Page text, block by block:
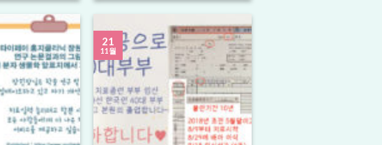
나 보도! | 宏孕診所試管
嬰兒、受贈卵子、受贈
精子、体外受精、卵子
提供、精子提供、체외
수정、난자 공여 、정자
공여、In vitro
fertilization ,
、정자 공여、In vitro
recipient , Sperm recipient、试
管婴儿、借卵(供卵) 、借精(供
精) [...]
21
11월